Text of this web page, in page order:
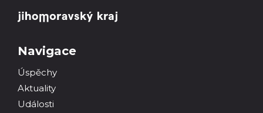
Navigace
Úspěchy
Aktuality
Události